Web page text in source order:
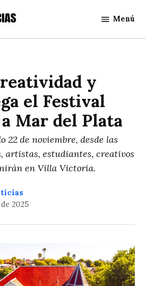
Noticias
Menú
y
el Festival
Mar del Plata
22 de noviembre, desde las
artistas, estudiantes, creativos
en Villa Victoria.
2025